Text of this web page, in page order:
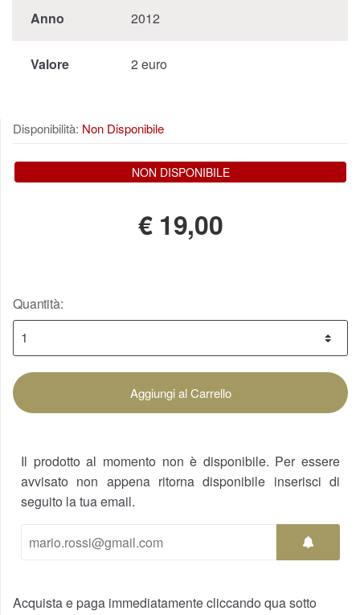
Anno 2012
Valore 2 euro
Disponibilità: Non Disponibile
NON DISPONIBILE
€ 19,00
Quantità:
Aggiungi al Carrello
Il prodotto al momento non è disponibile. Per essere
avvisato non appena ritorna disponibile inserisci di
seguito la tua email.
Acquista e paga immediatamente cliccando qua sotto